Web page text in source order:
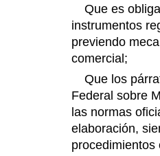
Que es
instrumentos
previendo
comercial;
Que los
Federal sobre
las normas
elaboración,
procedimientos